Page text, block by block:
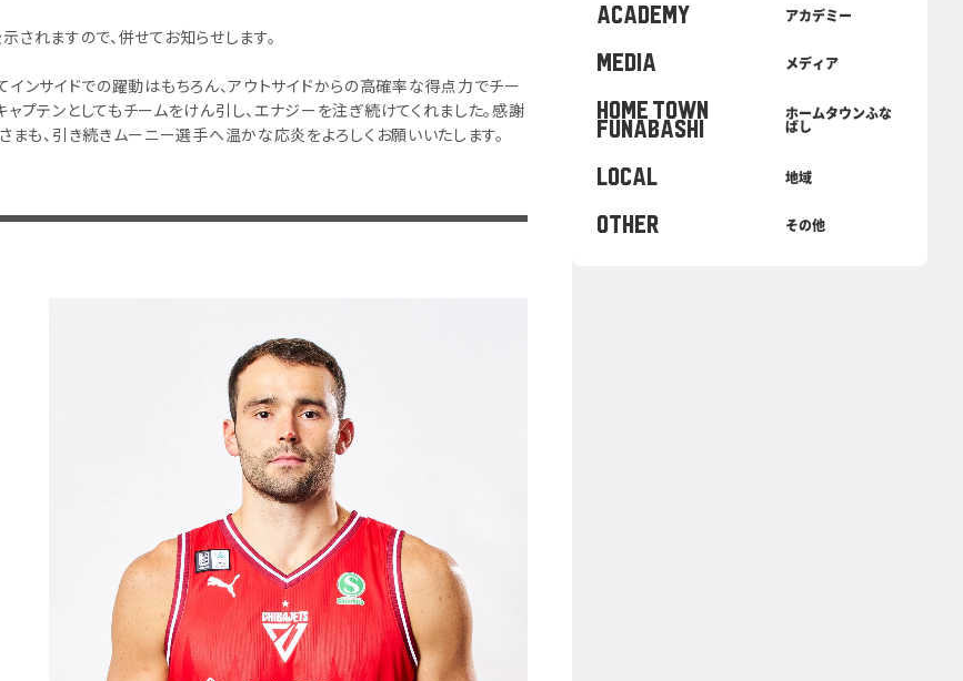
れますので、併せてお知らせします。
ンサイドでの躍動はもちろん、アウトサイドからの高確率な得点力でチー
プテンとしてもチームをけん引し、エナジーを注ぎ続けてくれました。感謝
も、引き続きムーニー選手へ温かな応炎をよろしくお願いいたします。
ACADEMY アカデミー
MEDIA メディア
HOME TOWN
FUNABASHI
ホームタウンふな
ばし
LOCAL 地域
OTHER その他